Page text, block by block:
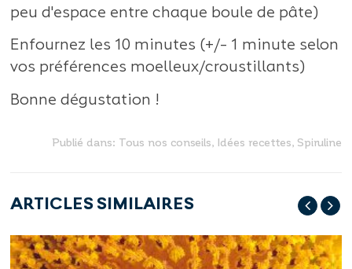
peu d'espace entre chaque boule de pâte)
Enfournez les 10 minutes (+/- 1 minute selon
vos préférences moelleux/croustillants)
Bonne dégustation !
Publié dans: Tous nos conseils, Idées recettes, Spiruline
ARTICLES SIMILAIRES